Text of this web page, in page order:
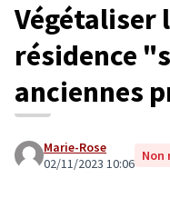
Végétaliser
résidence
anciennes
Marie-Rose
02/11/2023 10:06 Non